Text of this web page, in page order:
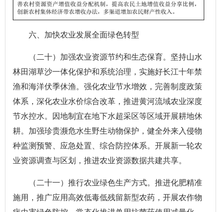
六、加快农业发展全面绿色转型
（二十）加强农业资源节约和生态保育。坚持山水
林田湖草沙一体化保护和系统治理，实施好长江十年禁
渔和海洋伏季休渔。强化农业节水增效，完善制度政策
体系，深化农业水价综合改革，推进黄河流域农业深度
节水控水。因地制宜在地下水超采区等区域开展耕地休
耕。加强珍贵濒危水生野生动物保护，健全外来入侵物
种监测预警、应急处置、综合防控体系。开展新一轮农
业资源调查与区划，推进农业资源数据共建共享。
（二十一）推行农业绿色生产方式。推进化肥精准
施用，推广应用高效低毒低残留新型农药，开展农作物